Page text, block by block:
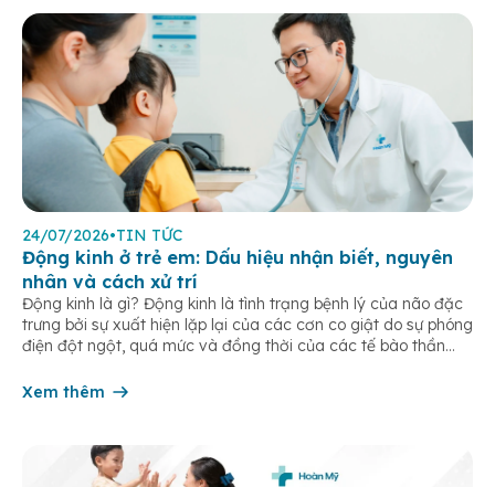
24/07/2026•TIN TỨC
Động kinh ở trẻ em: Dấu hiệu nhận biết, nguyên
nhân và cách xử trí
Động kinh là gì? Động kinh là tình trạng bệnh lý của não đặc
trưng bởi sự xuất hiện lặp lại của các cơn co giật do sự phóng
điện đột ngột, quá mức và đồng thời của các tế bào thần
Xem thêm